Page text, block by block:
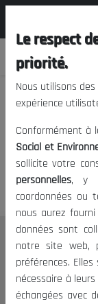
Le
A Propos
Le président
Le respect
priorité.
Nous utilisons
expérience
Conformément à
Social et
sollicite votre
personnelles, y
coordonnées ou
nous aurez
données sont
notre site web,
préférences.
nécessaire à
échangées avec